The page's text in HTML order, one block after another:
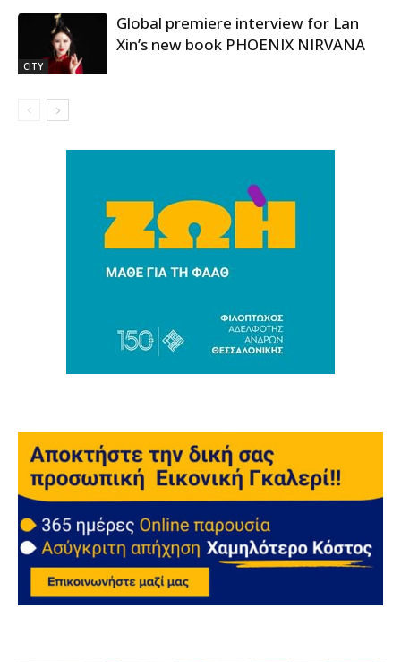
CITY
Global premiere interview for Lan
Xin’s new book PHOENIX NIRVANA